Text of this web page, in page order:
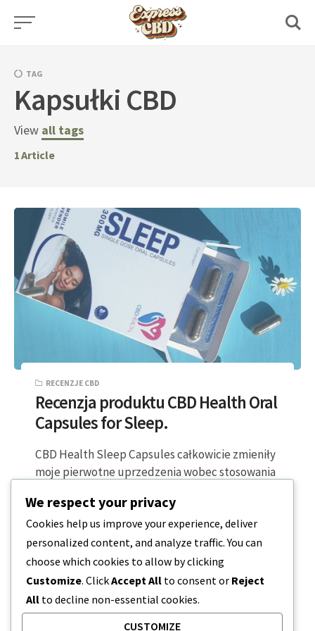
Skip
TAG
Kapsułki CBD
View all tags
1Article
RECENZJE CBD
Recenzja produktu CBD Health Oral
Capsules for Sleep.
CBD Health Sleep Capsules całkowicie zmieniły
moje pierwotne uprzedzenia wobec stosowania
miałem wrażenie,…
2 MINUTY CZYTANIA 2024-03-12
We respect your privacy
Cookies help us improve your experience, deliver
personalized content, and analyze traffic. You can
choose which cookies to allow by clicking
Customize. ClickAccept All to consent or Reject
All to decline non-essential cookies.
CUSTOMIZE